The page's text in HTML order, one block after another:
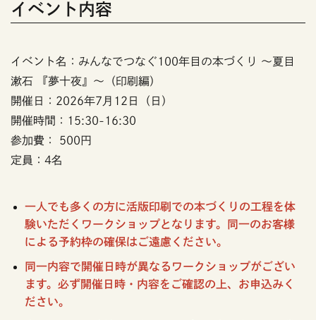
イベント内容
イベント名：みんなでつなぐ100年目の本づくり ～夏目
漱石 『夢十夜』～（印刷編）
開催日：2026年7月12日（日）
開催時間：15:30-16:30
参加費： 500円
定員：4名
一人でも多くの方に活版印刷での本づくりの工程を体
験いただくワークショップとなります。同一のお客様
による予約枠の確保はご遠慮ください。
同一内容で開催日時が異なるワークショップがござい
ます。必ず開催日時・内容をご確認の上、お申込みく
ださい。